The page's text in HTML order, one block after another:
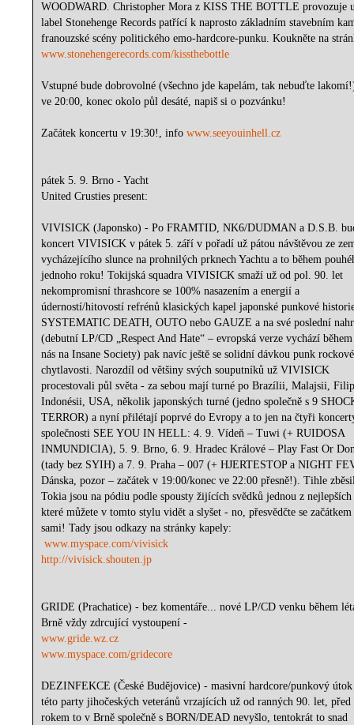
WOODWARD. Christopher Mora z KISS THE BOTTLE provozuje
label Stonehenge Records patřící k naprosto základním stavebním
franouzské scény politického emo-hardcore-punku. Koukněte na
www.stonehengerecords.com/kissthebottle
Vstupné bude dobrovolné (všechno jde kapelám, tak nebuďte
ve 20:00, konec okolo půl desáté, napiš si o pozvánku!
Začátek koncertu v 19:30!, infowww.seeyouinhell.cz
pátek 5. 9. Brno - Yacht
United Crusties present:
VIVISICK (Japonsko) - Po FRAMTID, NK6/DUDMAN a D.S.B.
koncert VIVISICK v pátek 5. září v pořadí už pátou návštěvou ze
vycházejícího slunce na prohnilých prknech Yachtu a to během
jednoho roku! Tokijská squadra VIVISICK smaží už od pol. 90. let
nekompromisní thrashcore se 100% nasazením a energií a
úderností/hitovostí refrénů klasických kapel japonské punkové
SYSTEMATIC DEATH, OUTO nebo GAUZE a na své poslední
(debutní LP/CD „Respect And Hate“ – evropská verze vychází
nás na Insane Society) pak navíc ještě se solidní dávkou punk rockové
chytlavosti. Narozdíl od většiny svých souputníků už VIVISICK
procestovali půl světa - za sebou mají turné po Brazílii, Malajsii,
Indonésii, USA, několik japonských turné (jedno společně s 9
TERROR) a nyní přilétají poprvé do Evropy a to jen na čtyři
společnosti SEE YOU IN HELL: 4. 9. Vídeň – Tuwi (+ RUIDOSA
INMUNDICIA), 5. 9. Brno, 6. 9. Hradec Králové – Play Fast Or
(tady bez SYIH) a 7. 9. Praha – 007 (+ HJERTESTOP a NIGHT
Dánska, pozor – začátek v 19:00/konec ve 22:00 přesně!). Tihle
Tokia jsou na pódiu podle spousty žijících svědků jednou z
které můžete v tomto stylu vidět a slyšet - no, přesvědčte se
sami! Tady jsou odkazy na stránky kapely:
www.myspace.com/vivisick
http://vivisick.shouten.jp
GRIDE (Prachatice) - bez komentáře... nové LP/CD venku během
Brně vždy zdrcující vystoupení -
www.gride.wz.cz
www.myspace.com/gridecore
DEZINFEKCE (České Budějovice) - masivní hardcore/punkový
této party jihočeských veteránů vrzajících už od ranných 90. let, před
rokem to v Brně společně s BORN/DEAD nevyšlo, tentokrát to snad